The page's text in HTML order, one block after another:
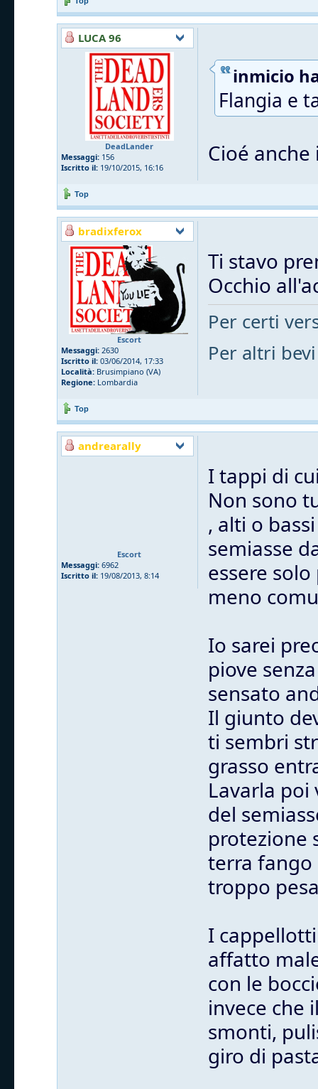
LUCA 96
DeadLander
Messaggi: 156
Iscritto il: 19/10/2015, 16:16
inmicio
Flangia e
Cioé
Top
bradixferox
Escort
Messaggi: 2630
Iscritto il: 03/06/2014, 17:33
Località: Brusimpiano (VA)
Regione: Lombardia
Ti stavo
Occhio
Per certi
Per altri bevi
Top
andrearally
Escort
Messaggi: 6962
Iscritto il: 19/08/2013, 8:14
I tappi di
Non sono
, alti o
semiasse
essere
meno
Io sarei
piove
sensato
Il giunto
ti sembri
grasso
Lavarla
del
protezione
terra
troppo
I
affatto
con le
invece che
smonti,
giro di